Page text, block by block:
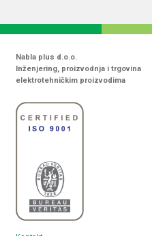
Nabla plus d.o.o.
Inženjering, proizvodnja i trgovina
elektrotehničkim proizvodima